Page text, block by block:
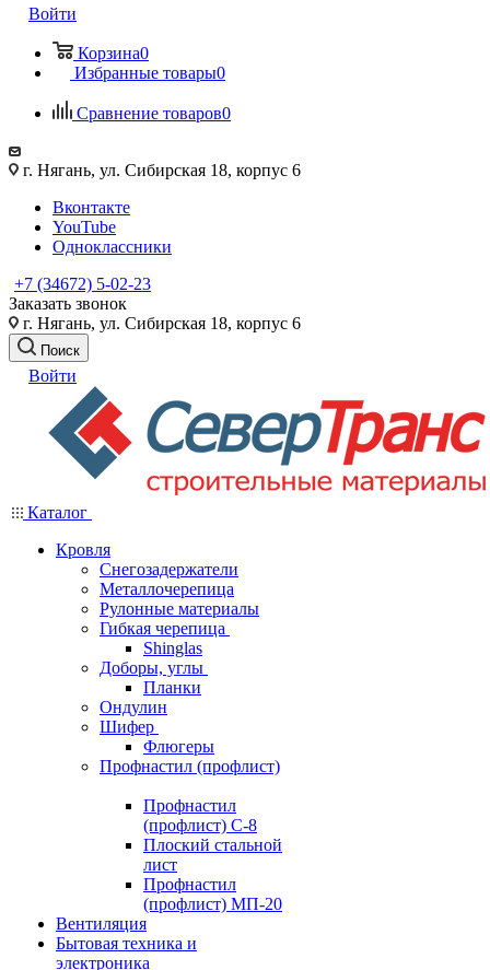
Войти
Корзина0
Избранные товары0
Сравнение товаров0
г. Нягань, ул. Сибирская 18, корпус 6
Вконтакте
YouTube
Одноклассники
+7 (34672) 5-02-23
Заказать звонок
г. Нягань, ул. Сибирская 18, корпус 6
Поиск
Войти
Каталог
Кровля
Снегозадержатели
Металлочерепица
Рулонные материалы
Гибкая черепица
Shinglas
Доборы, углы
Планки
Ондулин
Шифер
Флюгеры
Профнастил (профлист)
Профнастил
(профлист) С-8
Плоский стальной
лист
Профнастил
(профлист) МП-20
Вентиляция
Бытовая техника и
электроника